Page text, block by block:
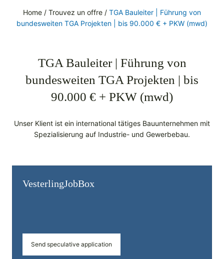
Home / Trouvez un offre / TGA Bauleiter | Führung von
bundesweiten TGA Projekten | bis 90.000 € + PKW (mwd)
TGA Bauleiter | Führung von
bundesweiten TGA Projekten | bis
90.000 € + PKW (mwd)
Unser Klient ist ein international tätiges Bauunternehmen mit
Spezialisierung auf Industrie- und Gewerbebau.
Vesterling­JobBox
Send speculative application